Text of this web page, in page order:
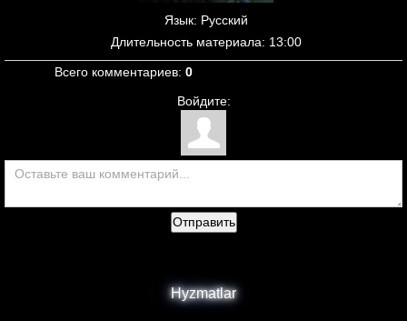
Язык: Русский
Длительность материала: 13:00
Всего комментариев: 0
Войдите:
Отправить
Hyzmatlar